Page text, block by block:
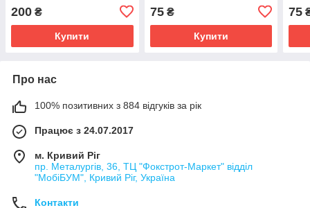
Dark Red
200 ₴
Купити
75₴
Купити
75
Про нас
100% позитивних з 884 відгуків за рік
Працює з 24.07.2017
м. Кривий Ріг
пр. Металургів, 36, ТЦ "Фокстрот-Маркет" відділ
"МобіБУМ", Кривий Ріг, Україна
Контакти